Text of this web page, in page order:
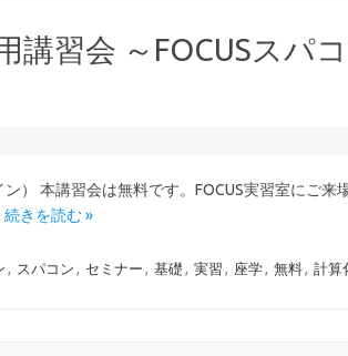
講習会 ～FOCUSスパ
） 本講習会は無料です。FOCUS実習室にご来
続きを読む »
, スパコン , セミナー , 基礎 , 実習 , 座学, 無料, 計算